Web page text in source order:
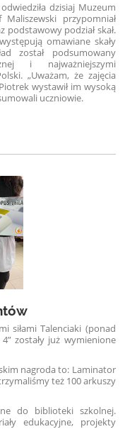
dzisiaj Muzeum
przypomniał
podstawowy podział skał.
omawiane skały
został podsumowany
i najważniejszymi
„Uważam, że zajęcia
wystawił im wysoką
uczniowie.
siłami Talenciaki (ponad
zostały już wymienione
nagroda to: Laminator
też 100 arkuszy
do biblioteki szkolnej.
edukacyjne, projekty